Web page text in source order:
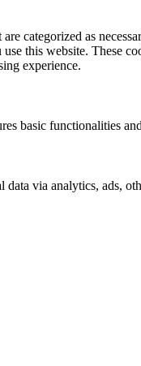
categorized as
this website. These
experience.
basic functionalities
via analytics, ads,